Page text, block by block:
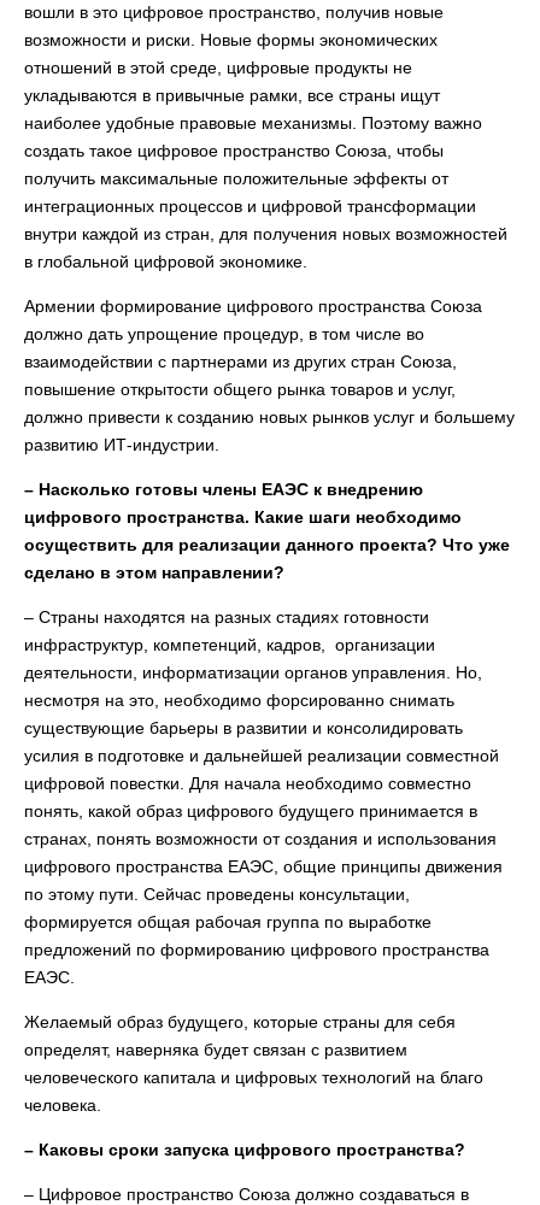
вошли в это цифровое пространство, получив новые
возможности и риски. Новые формы экономических
отношений в этой среде, цифровые продукты не
укладываются в привычные рамки, все страны ищут
наиболее удобные правовые механизмы. Поэтому важно
создать такое цифровое пространство Союза, чтобы
получить максимальные положительные эффекты от
интеграционных процессов и цифровой трансформации
внутри каждой из стран, для получения новых возможностей
в глобальной цифровой экономике.
Армении формирование цифрового пространства Союза
должно дать упрощение процедур, в том числе во
взаимодействии с партнерами из других стран Союза,
повышение открытости общего рынка товаров и услуг,
должно привести к созданию новых рынков услуг и большему
развитию ИТ-индустрии.
– Насколько готовы члены ЕАЭС к внедрению
цифрового пространства. Какие шаги необходимо
осуществить для реализации данного проекта? Что уже
сделано в этом направлении?
– Страны находятся на разных стадиях готовности
инфраструктур, компетенций, кадров, организации
деятельности, информатизации органов управления. Но,
несмотря на это, необходимо форсированно снимать
существующие барьеры в развитии и консолидировать
усилия в подготовке и дальнейшей реализации совместной
цифровой повестки. Для начала необходимо совместно
понять, какой образ цифрового будущего принимается в
странах, понять возможности от создания и использования
цифрового пространства ЕАЭС, общие принципы движения
по этому пути. Сейчас проведены консультации,
формируется общая рабочая группа по выработке
предложений по формированию цифрового пространства
ЕАЭС.
Желаемый образ будущего, которые страны для себя
определят, наверняка будет связан с развитием
человеческого капитала и цифровых технологий на благо
человека.
– Каковы сроки запуска цифрового пространства?
– Цифровое пространство Союза должно создаваться в